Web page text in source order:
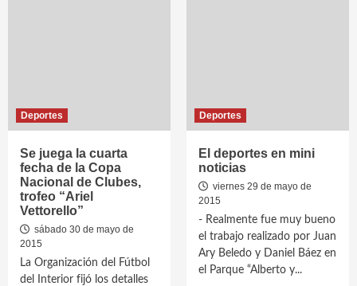
Deportes
Se juega la cuarta
fecha de la Copa
Nacional de Clubes,
trofeo “Ariel
Vettorello”
sábado 30 de mayo de
2015
La Organización del Fútbol
del Interior fijó los detalles
Deportes
El deportes en mini
noticias
viernes 29 de mayo de
2015
- Realmente fue muy bueno
el trabajo realizado por Juan
Ary Beledo y Daniel Báez en
el Parque “Alberto y...